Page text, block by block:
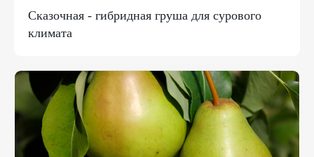
Сказочная - гибридная груша для сурового
климата